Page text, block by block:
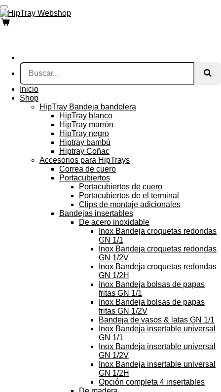
Ir
al
contenido
Inicio
Shop
HipTray Bandeja bandolera
HipTray blanco
HipTray marrón
HipTray negro
Hiptray bambú
Hiptray Coñac
Accesorios para HipTrays
Correa de cuero
Portacubiertos
Portacubiertos de cuero
Portacubiertos de el terminal
Clips de montaje adicionales
Bandejas insertables
De acero inoxidable
Inox Bandeja croquetas redondas
GN 1/1
Inox Bandeja croquetas redondas
GN 1/2V
Inox Bandeja croquetas redondas
GN 1/2H
Inox Bandeja bolsas de papas
fritas GN 1/1
Inox Bandeja bolsas de papas
fritas GN 1/2V
Bandeja de vasos & latas GN 1/1
Inox Bandeja insertable universal
GN 1/1
Inox Bandeja insertable universal
GN 1/2V
Inox Bandeja insertable universal
GN 1/2H
Opción completa 4 insertables